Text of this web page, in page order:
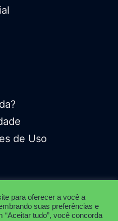
de Uso
© 2022 Neppo Soluções Para
para oferecer a você a
suas preferências e
tudo”, você concorda